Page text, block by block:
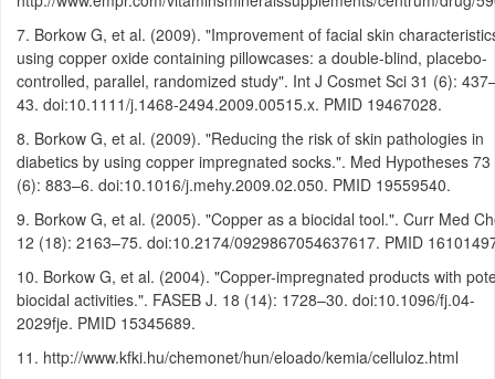
7. Borkow G, et al. (2009). "Improvement of facial skin
using copper oxide containing pillowcases: a double-blind, placebo-
controlled, parallel, randomized study". Int J Cosmet Sci 31 (6):
43. doi:10.1111/j.1468-2494.2009.00515.x. PMID 19467028.
8. Borkow G, et al. (2009). "Reducing the risk of skin pathologies in
diabetics by using copper impregnated socks.". Med Hypotheses 73
(6): 883–6. doi:10.1016/j.mehy.2009.02.050. PMID 19559540.
9. Borkow G, et al. (2005). "Copper as a biocidal tool.". Curr Med
12 (18): 2163–75. doi:10.2174/0929867054637617. PMID
10. Borkow G, et al. (2004). "Copper-impregnated products with
biocidal activities.". FASEB J. 18 (14): 1728–30. doi:10.1096/fj.04-
2029fje. PMID 15345689.
11. http://www.kfki.hu/chemonet/hun/eloado/kemia/celluloz.html